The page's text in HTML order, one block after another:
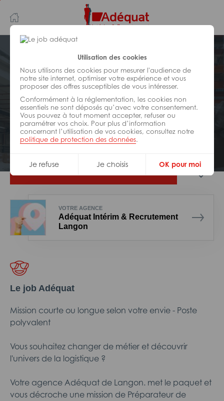
Utilisation des cookies
Nous utilisons des cookies pour mesurer l'audience de
notre site internet, optimiser votre expérience et vous
proposer des offres susceptibles de vous intéresser.
Conformément à la réglementation, les cookies non
essentiels ne sont déposés qu’avec votre consentement.
Vous pouvez à tout moment accepter, refuser ou
paramétrer vos choix. Pour plus d’information
concernant l’utilisation de vos cookies, consultez notre
politique de protection des données.
Je refuse Je choisis OK pour moi
au
contenu
principal
navigation
LOGISTIQUE
Réf : 0OG-326838
Préparateur de commandes H/F
Interim la Brède
VOTRE AGENCE
Adéquat Intérim & Recrutement
Langon
Le job Adéquat
Mission courte ou longue selon votre envie - Poste
polyvalent
Vous souhaitez changer de métier et découvrir
l'univers de la logistique ?
Votre agence Adéquat de Langon. met le paquet et
vous décroche une mission de Préparateur de